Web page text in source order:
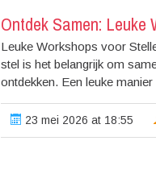
Ontdek Samen: Leuke
Leuke Workshops voor
stel is het belangrijk om
ontdekken. Een leuke
23 mei 2026 at 18:55